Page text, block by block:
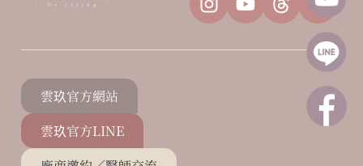
雲玖官方網站
雲玖官方LINE